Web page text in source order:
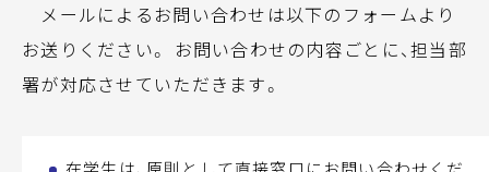
メールによるお問い合わせは以下のフォームより
お送りください。 お問い合わせの内容ごとに、担当部
署が対応させていただきます。